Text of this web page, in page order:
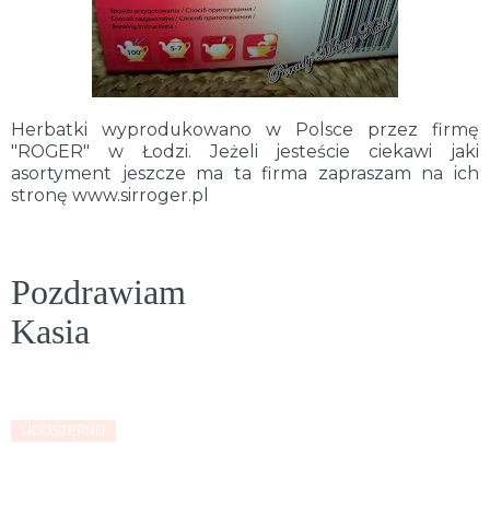
Herbatki wyprodukowano w Polsce przez firmę
"ROGER" w Łodzi. Jeżeli jesteście ciekawi jaki
asortyment jeszcze ma ta firma zapraszam na ich
stronę www.sirroger.pl
Pozdrawiam
Kasia
UDOSTĘPNIJ